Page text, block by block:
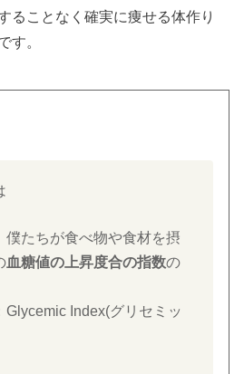
ることなく確実に痩せる体作り
す。
僕たちが食べ物や食材を摂
血糖値の上昇度合の指数の
Glycemic Index(グリセミッ